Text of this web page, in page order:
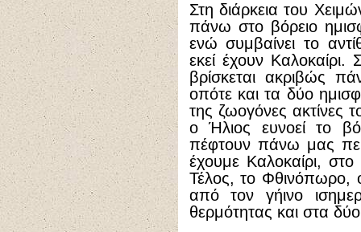
Στη διάρκεια του
πάνω στο βόρειο
ενώ συμβαίνει το
εκεί έχουν Καλοκαίρι.
βρίσκεται ακριβώς
οπότε και τα δύο
της ζωογόνες ακτίνες
ο Ήλιος ευνοεί το
πέφτουν πάνω μας
έχουμε Καλοκαίρι, στο
Τέλος, το Φθινόπωρο,
από τον γήινο
θερμότητας και στα